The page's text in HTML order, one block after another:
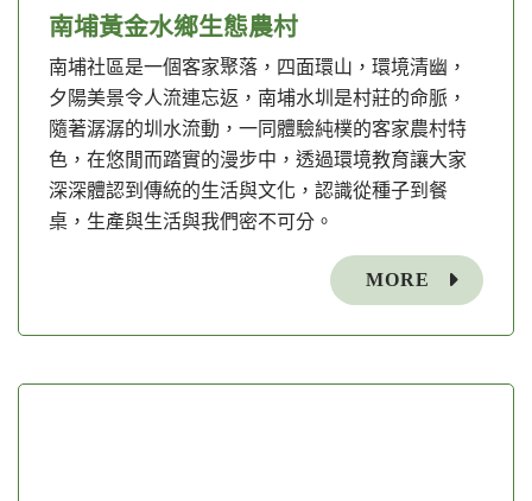
南埔黃金水鄉生態農村
南埔社區是一個客家聚落，四面環山，環境清幽，
夕陽美景令人流連忘返，南埔水圳是村莊的命脈，
隨著潺潺的圳水流動，一同體驗純樸的客家農村特
色，在悠閒而踏實的漫步中，透過環境教育讓大家
深深體認到傳統的生活與文化，認識從種子到餐
桌，生產與生活與我們密不可分。
MORE